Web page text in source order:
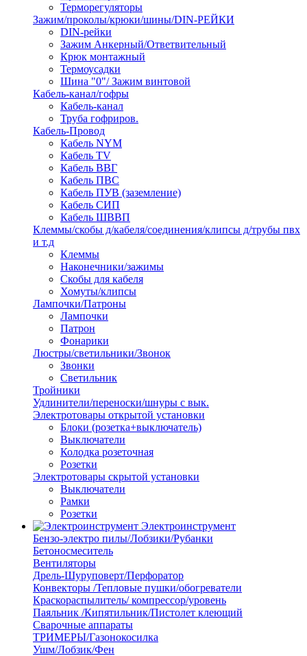
Терморегуляторы
Зажим/проколы/крюки/шины/DIN-РЕЙКИ
DIN-рейки
Зажим Анкерный/Ответвительный
Крюк монтажный
Термоусадки
Шина "0"/ Зажим винтовой
Кабель-канал/гофры
Кабель-канал
Труба гофриров.
Кабель-Провод
Кабель NYM
Кабель TV
Кабель ВВГ
Кабель ПВС
Кабель ПУВ (заземление)
Кабель СИП
Кабель ШВВП
Клеммы/скобы д/кабеля/соединения/клипсы д/трубы пвх
и т.д
Клеммы
Наконечники/зажимы
Скобы для кабеля
Хомуты/клипсы
Лампочки/Патроны
Лампочки
Патрон
Фонарики
Люстры/светильники/Звонок
Звонки
Светильник
Тройники
Удлинители/переноски/шнуры с вык.
Электротовары открытой установки
Блоки (розетка+выключатель)
Выключатели
Колодка розеточная
Розетки
Электротовары скрытой установки
Выключатели
Рамки
Розетки
Электроинструмент
Бензо-электро пилы/Лобзики/Рубанки
Бетоносмеситель
Вентиляторы
Дрель-Шуруповерт/Перфоратор
Конвекторы /Тепловые пушки/обогреватели
Краскораспылитель/ компрессор/уровень
Паяльник /Кипятильник/Пистолет клеющий
Сварочные аппараты
ТРИМЕРЫ/Газонокосилка
Ушм/Лобзик/Фен